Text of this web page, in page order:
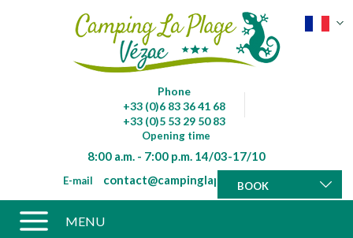
Phone
+33 (0)6 83 36 41 68
+33 (0)5 53 29 50 83
Opening time
8:00 a.m. - 7:00 p.m. 14/03-17/10
E-mail contact@campinglaplagevezac.fr
BOOK
MENU